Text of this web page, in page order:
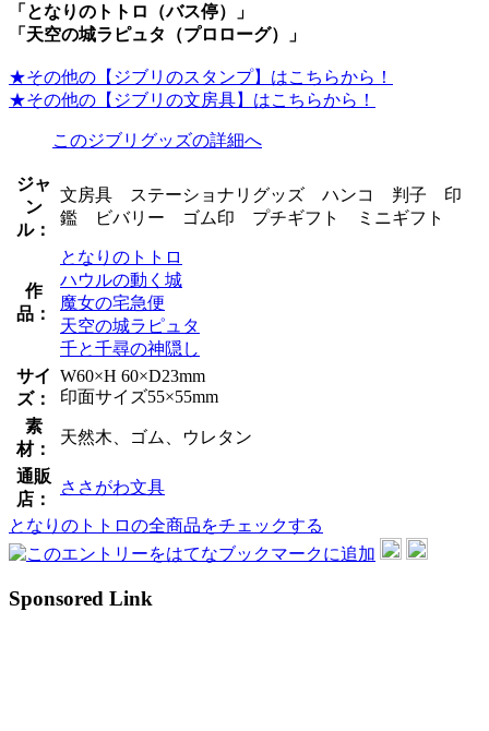
「となりのトトロ（バス停）」
「天空の城ラピュタ（プロローグ）」
★その他の【ジブリのスタンプ】はこちらから！
★その他の【ジブリの文房具】はこちらから！
このジブリグッズの詳細へ
ジャ
ン
ル：
文房具 ステーショナリグッズ ハンコ 判子 印
鑑 ビバリー ゴム印 プチギフト ミニギフト
作
品：
となりのトトロ
ハウルの動く城
魔女の宅急便
天空の城ラピュタ
千と千尋の神隠し
サイ
ズ：
W60×H 60×D23mm
印面サイズ55×55mm
素
材：
天然木、ゴム、ウレタン
通販
店：
ささがわ文具
となりのトトロの全商品をチェックする
Sponsored Link